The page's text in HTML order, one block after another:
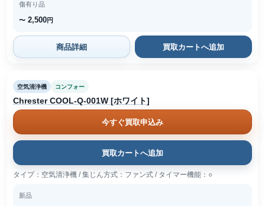
傷有り品
〜 2,500円
商品詳細 買取カートへ追加
空気清浄機 コンフォー
Chrester COOL-Q-001W [ホワイト]
今すぐ買取申込み
買取カートへ追加
タイプ：空気清浄機 / 集じん方式：ファン式 / タイマー機能：○
新品